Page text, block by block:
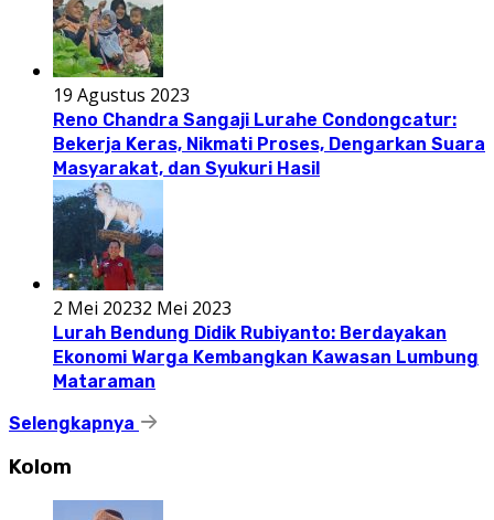
19 Agustus 2023
Reno Chandra Sangaji Lurahe Condongcatur:
Bekerja Keras, Nikmati Proses, Dengarkan Suara
Masyarakat, dan Syukuri Hasil
2 Mei 20232 Mei 2023
Lurah Bendung Didik Rubiyanto: Berdayakan
Ekonomi Warga Kembangkan Kawasan Lumbung
Mataraman
Selengkapnya
Kolom